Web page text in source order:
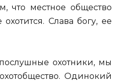
что местное общество
Слава богу, ее
охотники, мы
Одинокий